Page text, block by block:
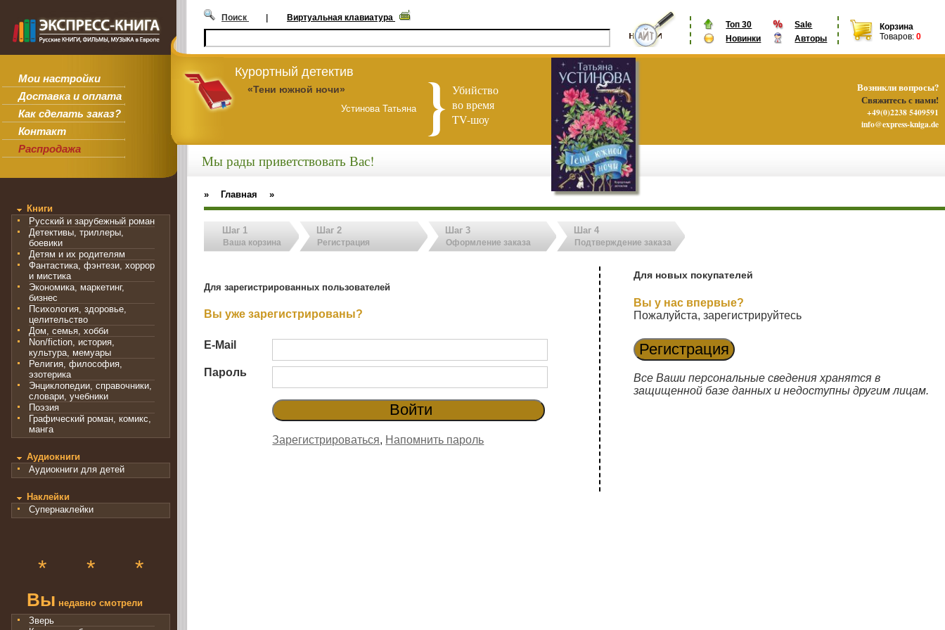
Мои настройки
Доставка и оплата
Как сделать заказ?
Контакт
Распродажа
Топ 30
Sale
Новинки
Авторы
Корзина
Товаров: 0
Поиск | Виртуальная клавиатура
Курортный детектив
«Тени южной ночи»
Устинова Татьяна
Убийство
во время
TV-шоу
Книги
Русский и зарубежный роман
Детективы, триллеры,
боевики
Детям и их родителям
Фантастика, фэнтези, хоррор
и мистика
Экономика, маркетинг,
бизнес
Психология, здоровье,
целительство
Дом, семья, хобби
Non/fiction, история,
культура, мемуары
Религия, философия,
эзотерика
Энциклопедии, справочники,
словари, учебники
Поэзия
Графический роман, комикс,
манга
Аудиокниги
Аудиокниги для детей
Наклейки
Супернаклейки
* * *
Вы недавно смотрели
Зверь
Мы рады приветствовать Вас!
» Главная »
Шаг 1
Ваша корзина
Шаг 2
Регистрация
Шаг 3
Оформление заказа
Шаг 4
Подтверждение заказа
Для зарегистрированных пользователей
Вы уже зарегистрированы?
E-Mail
Пароль
Зарегистрироваться, Напомнить пароль
Для новых покупателей
Вы у нас впервые?
Пожалуйста, зарегистрируйтесь
Все Ваши персональные сведения хранятся в
защищенной базе данных и недоступны другим лицам.
Возникли вопросы?
Свяжитесь с нами!
+49(0)2238 5409591
info@express-kniga.de